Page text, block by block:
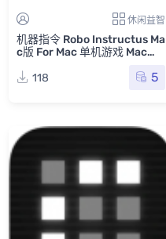
休闲益智
机器指令 Robo Instructus Ma
c版 For Mac 单机游戏 Mac游
118
5